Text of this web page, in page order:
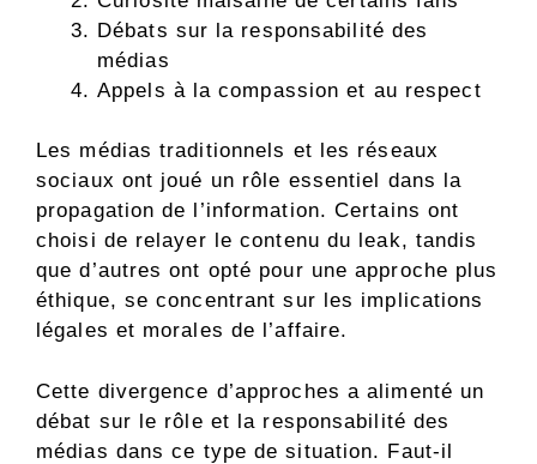
Débats sur la responsabilité des
médias
Appels à la compassion et au respect
Les médias traditionnels et les réseaux
sociaux ont joué un rôle essentiel dans la
propagation de l’information. Certains ont
choisi de relayer le contenu du leak, tandis
que d’autres ont opté pour une approche plus
éthique, se concentrant sur les implications
légales et morales de l’affaire.
Cette divergence d’approches a alimenté un
débat sur le rôle et la responsabilité des
médias dans ce type de situation. Faut-il